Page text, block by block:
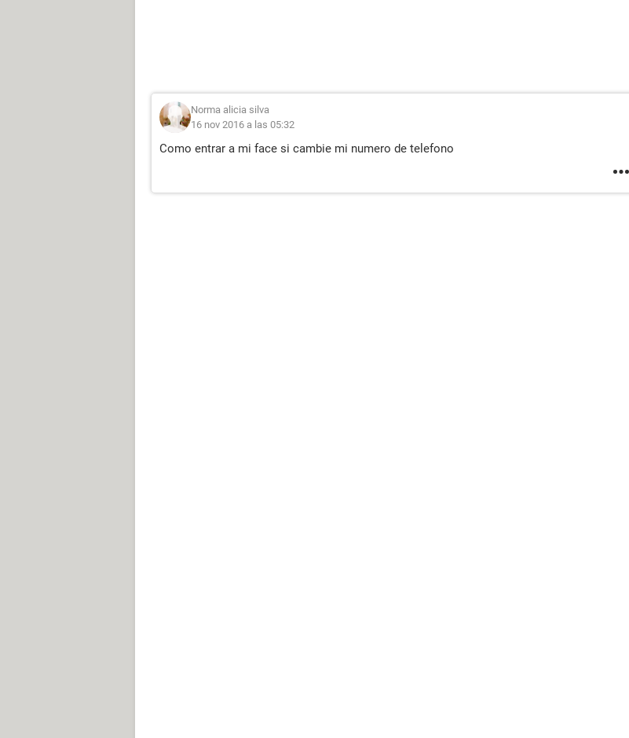
Norma alicia silva
16 nov 2016 a las 05:32
Como entrar a mi face si cambie mi numero de telefono